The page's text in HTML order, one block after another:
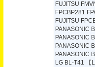
FUJITSU
FPCBP281
FUJITSU
PANASONIC
PANASONIC
PANASONIC
PANASONIC
LG BL-T41